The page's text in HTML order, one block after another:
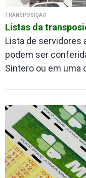
TRANSPOSIÇÃO
Listas da
Lista de servidores
podem ser
Sintero ou em uma